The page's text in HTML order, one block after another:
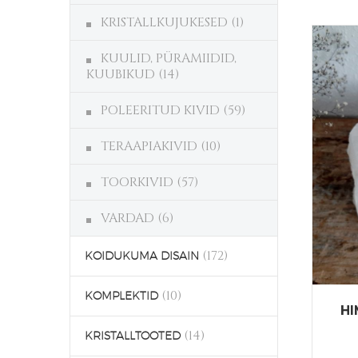
KRISTALLKUJUKESED (1)
KUULID, PÜRAMIIDID,
KUUBIKUD (14)
POLEERITUD KIVID (59)
TERAAPIAKIVID (10)
TOORKIVID (57)
VARDAD (6)
KOIDUKUMA DISAIN (172)
KOMPLEKTID (10)
KRISTALLTOOTED (14)